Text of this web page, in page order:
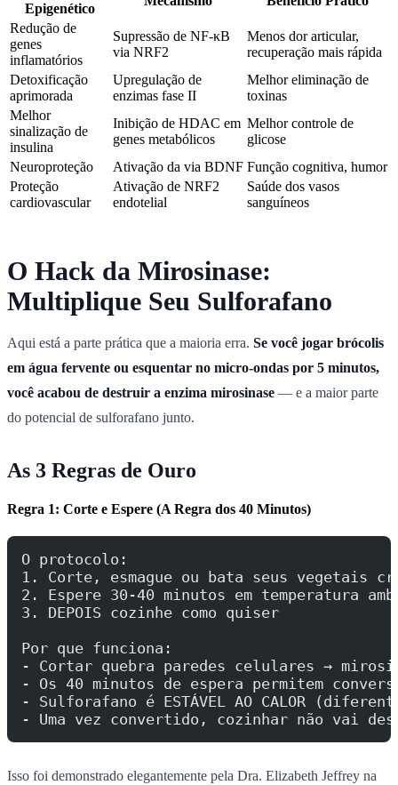
Epigenético
Redução de
genes
inflamatórios
Supressão de NF-κB
via NRF2
Menos dor articular,
recuperação mais rápida
Detoxificação
aprimorada
Upregulação de
enzimas fase II
Melhor eliminação de
toxinas
Melhor
sinalização de
insulina
Inibição de HDAC em
genes metabólicos
Melhor controle de
glicose
Neuroproteção
Ativação da via BDNF Função cognitiva, humor
Proteção
cardiovascular
Ativação de NRF2
endotelial
Saúde dos vasos
sanguíneos
O Hack da Mirosinase:
Multiplique Seu Sulforafano
Aqui está a parte prática que a maioria erra. Se você jogar brócolis
em água fervente ou esquentar no micro-ondas por 5 minutos,
você acabou de destruir a enzima mirosinase — e a maior parte
do potencial de sulforafano junto.
As 3 Regras de Ouro
Regra 1: Corte e Espere (A Regra dos 40 Minutos)
O protocolo:
1. Corte, esmague ou bata seus vegetais
2. Espere 30-40 minutos em temperatura
3. DEPOIS cozinhe como quiser
Por que funciona:
- Cortar quebra paredes celulares →
- Os 40 minutos de espera permitem
- Sulforafano é ESTÁVEL AO CALOR
- Uma vez convertido, cozinhar não vai
Isso foi demonstrado elegantemente pela Dra. Elizabeth Jeffrey na